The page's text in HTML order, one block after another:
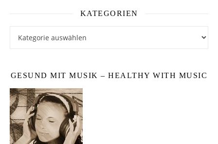
KATEGORIEN
GESUND MIT MUSIK – HEALTHY WITH MUSIC